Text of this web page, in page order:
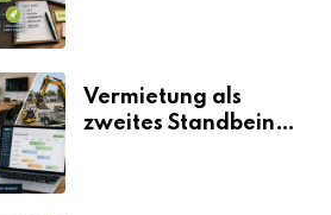
Vermietung als
zweites Standbein: